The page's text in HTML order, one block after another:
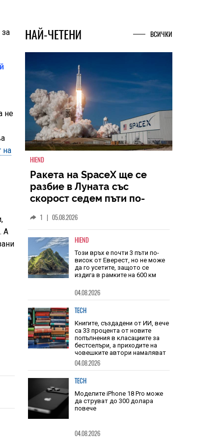
не
на
А
НАЙ-ЧЕТЕНИ ВСИЧКИ
HIEND
Ракета на SpaceX ще се
разбие в Луната със
скорост седем пъти по-
звука
1 | 05.08.2026
HIEND
Този връх е почти 3 пъти по-
висок от Еверест, но не може
да го усетите, защото се
издига в рамките на 600 км
04.08.2026
TECH
Книгите, създадени от ИИ, вече
са 33 процента от новите
попълнения в класациите за
бестселъри, а приходите на
човешките автори намаляват
04.08.2026
TECH
Моделите iPhone 18 Pro може
да струват до 300 долара
повече
04.08.2026